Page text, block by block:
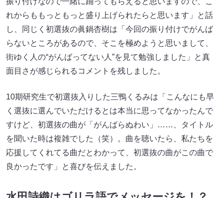
れからももっともっと盛り上げられたらと思います」と話
し、同じく初選抜の眞鍋杏樹は「今回の振り付けでがんば
らないところがあるので、そこを極めようと思いまして、
街ゆく人の“がんばってない人”を見て勉強しました」と真
面目さが感じられるコメントを残しました。
10期研究生で初選抜入りした三鴨くるみは「こんなにも早
く選抜に選んでいただけるとは本当に思ってなかったんで
すけど、初選抜の曲が「がんばらぬわい」……、タイトル
を聞いた時は複雑でした（笑）。曲を聴いたら、私たちを
応援してくれてる曲だとわかって、初選抜の曲がこの曲で
良かったです」と喜びを伝えました。